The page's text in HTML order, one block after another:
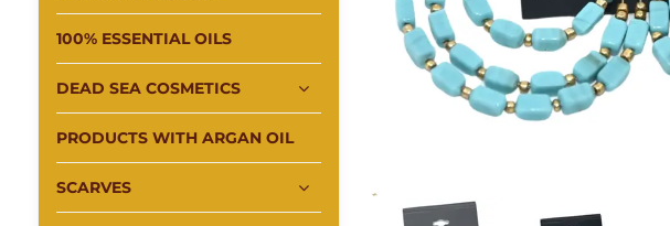
100% ESSENTIAL OILS
DEAD SEA COSMETICS
PRODUCTS WITH ARGAN OIL
SCARVES